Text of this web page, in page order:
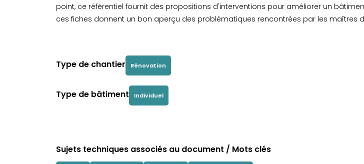
point, ce référentiel fournit des propositions d'interventions pour améliorer un
ces fiches donnent un bon aperçu des problématiques rencontrées par les maîtres
Type de chantier Rénovation
Type de bâtiment Individuel
Sujets techniques associés au document / Mots clés